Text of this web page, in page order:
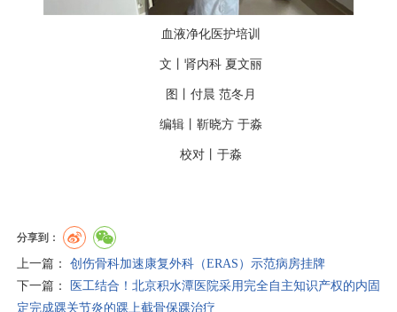
血液净化医护培训
文丨 肾内科 夏文丽
图丨付晨 范冬月
编辑丨靳晓方 于淼
校对丨于淼
分享到：
上一篇：
创伤骨科加速康复外科（ERAS）示范病房挂牌
下一篇：
医工结合！北京积水潭医院采用完全自主知识产权的内固
定完成踝关节炎的踝上截骨保踝治疗